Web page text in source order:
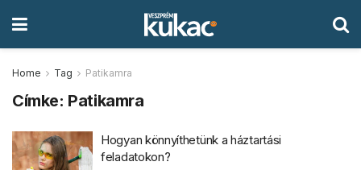
Home Tag Patikamra
Címke: Patikamra
Hogyan könnyíthetünk a háztartási
feladatokon?